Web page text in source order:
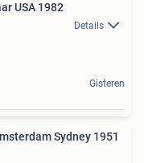
USA 1982
Details
Gisteren
Sydney 1951